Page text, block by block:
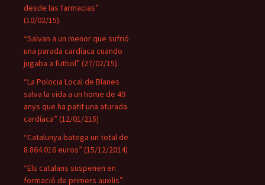
desde las farmacias”
(10/02/15).
“Salvan a un menor que sufrió
una parada cardíaca cuando
jugaba a futbol” (27/02/15).
“La Polocia Local de Blanes
salva la vida a un home de 49
anys que ha patit una aturada
cardíaca” (12/01/215)
“Catalunya batega un total de
8.864.016 euros” (15/12/2014)
“Els catalans suspenen en
formació de primers auxilis”